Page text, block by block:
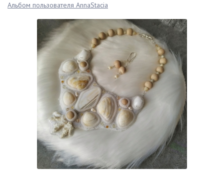
Альбом пользователя AnnaStacia